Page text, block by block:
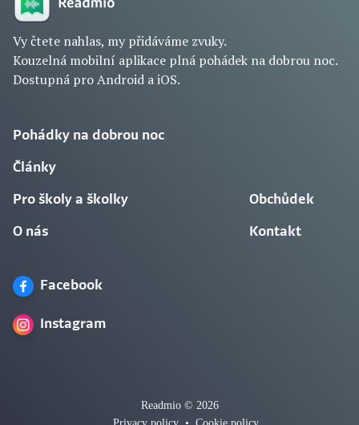
Vy čtete nahlas, my přidáváme zvuky.
Kouzelná mobilní aplikace plná pohádek na dobrou noc.
Dostupná pro Android a iOS.
Pohádky na dobrou noc
Články
Pro školy a školky
O nás
Obchůdek
Kontakt
Facebook
Instagram
Readmio © 2026